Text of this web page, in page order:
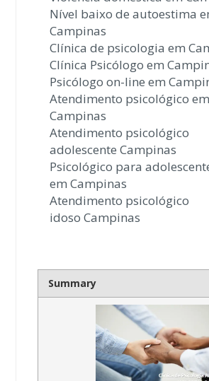
Nível baixo de autoestima
Campinas
Clínica de psicologia em
Clínica Psicólogo em
Psicólogo on-line em
Atendimento psicológico em
Campinas
Atendimento psicológico
adolescente Campinas
Psicológico para
em Campinas
Atendimento psicológico
idoso Campinas
Summary